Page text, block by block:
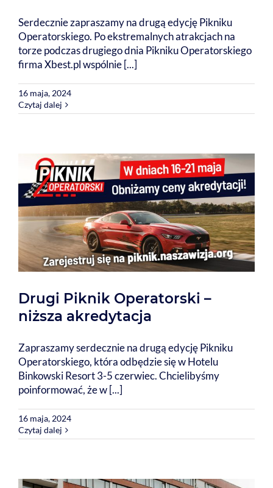
Serdecznie zapraszamy na drugą edycję Pikniku
Operatorskiego. Po ekstremalnych atrakcjach na
torze podczas drugiego dnia Pikniku Operatorskiego
firma Xbest.pl wspólnie [...]
16 maja, 2024
Czytaj dalej
Drugi Piknik Operatorski –
niższa akredytacja
Zapraszamy serdecznie na drugą edycję Pikniku
Operatorskiego, która odbędzie się w Hotelu
Binkowski Resort 3-5 czerwiec. Chcielibyśmy
poinformować, że w [...]
16 maja, 2024
Czytaj dalej